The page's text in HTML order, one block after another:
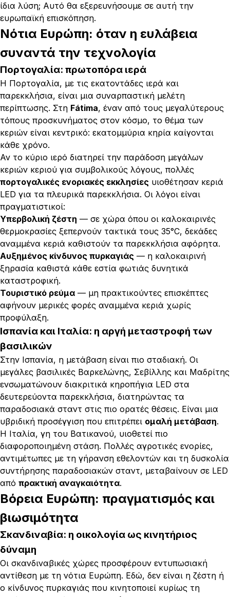
ίδια λύση; Αυτό θα εξερευνήσουμε σε αυτή την
ευρωπαϊκή επισκόπηση.
Νότια Ευρώπη: όταν η ευλάβεια
συναντά την τεχνολογία
Πορτογαλία: πρωτοπόρα ιερά
Η Πορτογαλία, με τις εκατοντάδες ιερά και
παρεκκλήσια, είναι μια συναρπαστική μελέτη
περίπτωσης. Στη Fátima, έναν από τους μεγαλύτερους
τόπους προσκυνήματος στον κόσμο, το θέμα των
κεριών είναι κεντρικό: εκατομμύρια κηρία καίγονται
κάθε χρόνο.
Αν το κύριο ιερό διατηρεί την παράδοση μεγάλων
κεριών κεριού για συμβολικούς λόγους, πολλές
πορτογαλικές ενοριακές εκκλησίες υιοθέτησαν κεριά
LED για τα πλευρικά παρεκκλήσια. Οι λόγοι είναι
πραγματιστικοί:
Υπερβολική ζέστη — σε χώρα όπου οι καλοκαιρινές
θερμοκρασίες ξεπερνούν τακτικά τους 35°C, δεκάδες
αναμμένα κεριά καθιστούν τα παρεκκλήσια αφόρητα.
Αυξημένος κίνδυνος πυρκαγιάς — η καλοκαιρινή
ξηρασία καθιστά κάθε εστία φωτιάς δυνητικά
καταστροφική.
Τουριστικό ρεύμα — μη πρακτικούντες επισκέπτες
αφήνουν μερικές φορές αναμμένα κεριά χωρίς
προφύλαξη.
Ισπανία και Ιταλία: η αργή μεταστροφή των
βασιλικών
Στην Ισπανία, η μετάβαση είναι πιο σταδιακή. Οι
μεγάλες βασιλικές Βαρκελώνης, Σεβίλλης και Μαδρίτης
ενσωματώνουν διακριτικά κηροπήγια LED στα
δευτερεύοντα παρεκκλήσια, διατηρώντας τα
παραδοσιακά σταντ στις πιο ορατές θέσεις. Είναι μια
υβριδική προσέγγιση που επιτρέπει ομαλή μετάβαση.
Η Ιταλία, γη του Βατικανού, υιοθετεί πιο
διαφοροποιημένη στάση. Πολλές αγροτικές ενορίες,
αντιμέτωπες με τη γήρανση εθελοντών και τη δυσκολία
συντήρησης παραδοσιακών σταντ, μεταβαίνουν σε LED
από πρακτική αναγκαιότητα.
Βόρεια Ευρώπη: πραγματισμός και
βιωσιμότητα
Σκανδιναβία: η οικολογία ως κινητήριος
δύναμη
Οι σκανδιναβικές χώρες προσφέρουν εντυπωσιακή
αντίθεση με τη νότια Ευρώπη. Εδώ, δεν είναι η ζέστη ή
ο κίνδυνος πυρκαγιάς που κινητοποιεί κυρίως τη